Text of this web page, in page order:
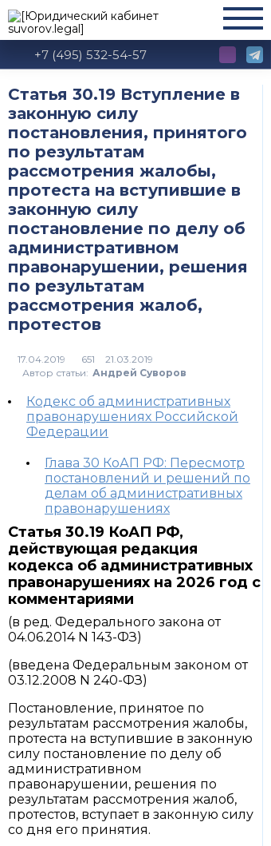
+7 (495) 532-54-57
Статья 30.19 Вступление в
законную силу
постановления, принятого
по результатам
рассмотрения жалобы,
протеста на вступившие в
законную силу
постановление по делу об
административном
правонарушении, решения
по результатам
рассмотрения жалоб,
протестов
651
Автор статьи: Андрей Суворов
Кодекс об административных
правонарушениях Российской
Федерации
Глава 30 КоАП РФ: Пересмотр
постановлений и решений по
делам об административных
правонарушениях
Статья 30.19 КоАП РФ,
действующая редакция
кодекса об административных
правонарушениях на 2026 год с
комментариями
(в ред. Федерального закона от
04.06.2014 N 143-ФЗ)
(введена Федеральным законом от
03.12.2008 N 240-ФЗ)
Постановление, принятое по
результатам рассмотрения жалобы,
протеста на вступившие в законную
силу постановление по делу об
административном
правонарушении, решения по
результатам рассмотрения жалоб,
протестов, вступает в законную силу
со дня его принятия.